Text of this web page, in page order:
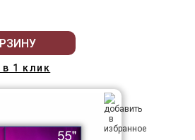
в 1 клик